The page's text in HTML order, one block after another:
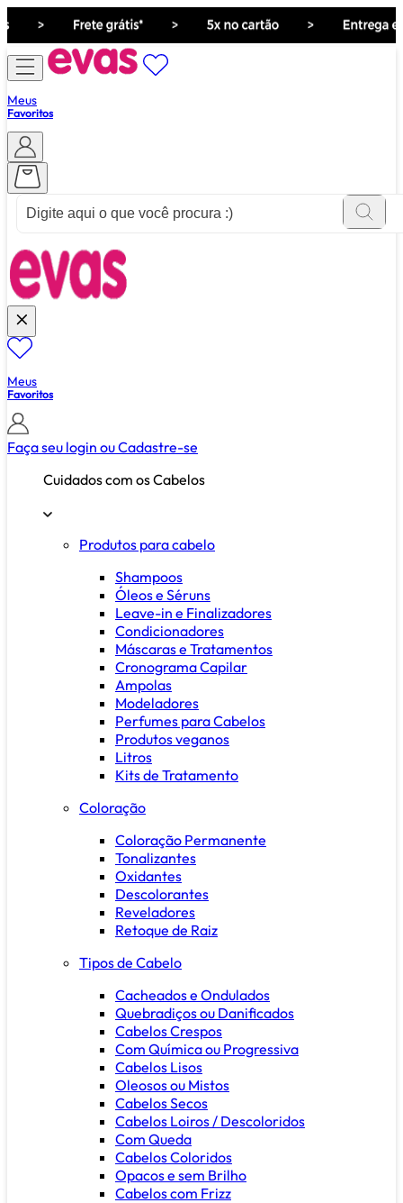
Meus
Favoritos
Meus
Favoritos
Faça seu login ouCadastre-se
Cuidados com os Cabelos
Produtos para cabelo
Shampoos
Óleos e Séruns
Leave-in e Finalizadores
Condicionadores
Máscaras e Tratamentos
Cronograma Capilar
Ampolas
Modeladores
Perfumes para Cabelos
Produtos veganos
Litros
Kits de Tratamento
Coloração
Coloração Permanente
Tonalizantes
Oxidantes
Descolorantes
Reveladores
Retoque de Raiz
Tipos de Cabelo
Cacheados e Ondulados
Quebradiços ou Danificados
Cabelos Crespos
Com Química ou Progressiva
Cabelos Lisos
Oleosos ou Mistos
Cabelos Secos
Cabelos Loiros / Descoloridos
Com Queda
Cabelos Coloridos
Opacos e sem Brilho
Cabelos com Frizz